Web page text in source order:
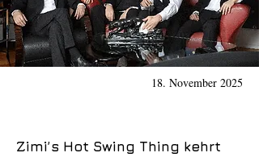
18. November 2025
Zimi’s Hot Swing Thing kehrt